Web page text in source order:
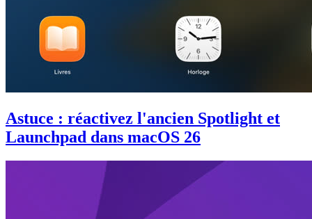
Astuce : réactivez l'ancien Spotlight et
Launchpad dans macOS 26